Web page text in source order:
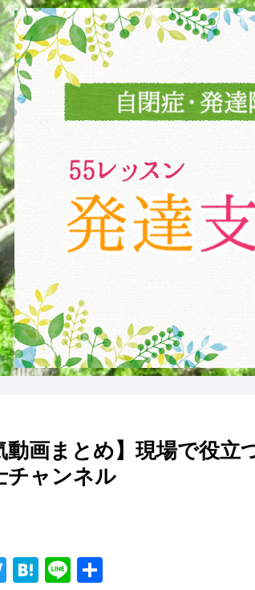
動画まとめ】現場で役
チャンネル
T
H
Li